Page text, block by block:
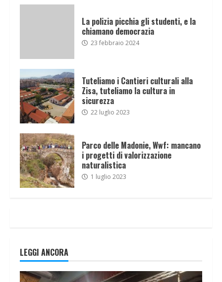
La polizia picchia gli studenti, e la
chiamano democrazia
23 febbraio 2024
Tuteliamo i Cantieri culturali alla
Zisa, tuteliamo la cultura in
sicurezza
22 luglio 2023
Parco delle Madonie, Wwf: mancano
i progetti di valorizzazione
naturalistica
1 luglio 2023
LEGGI ANCORA